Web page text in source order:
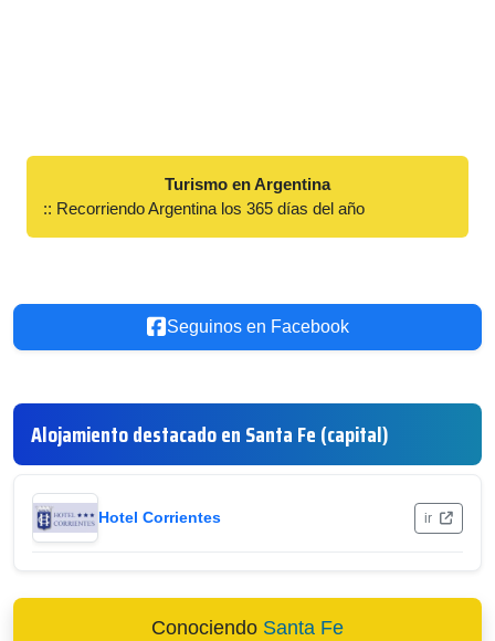
Turismo en Argentina
:: Recorriendo Argentina los 365 días del año
Seguinos en Facebook
Alojamiento destacado en Santa Fe (capital)
Hotel Corrientes ir
Conociendo Santa Fe